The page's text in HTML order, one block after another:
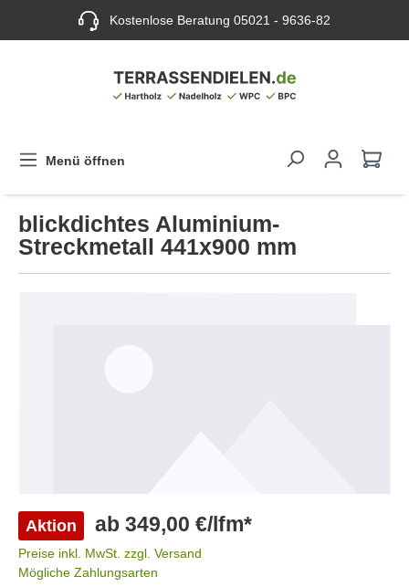
Kostenlose Beratung05021 - 9636-82
Menü öffnen
blickdichtes Aluminium-
Streckmetall 441x900 mm
Aktion ab 349,00 €/lfm*
Preise inkl. MwSt. zzgl. Versand
Mögliche Zahlungsarten